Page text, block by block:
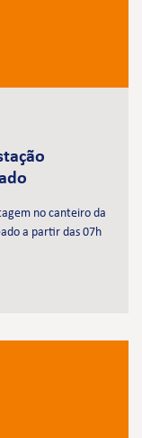
no canteiro da
a partir das 07h